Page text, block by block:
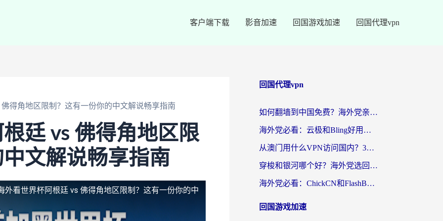
客户端下载 影音加速 回国游戏加速 回国代理vpn
得角地区限制？这有一份你的中文解说畅享指南
廷 vs 佛得角地区限
文解说畅享指南
外看世界杯阿根廷 vs 佛得角地区限制？这有一份你的中
回国代理vpn
如何翻墙到中国免费？海外党亲测：从踩坑到选对加速器的全攻略
海外党必看：云极和Bling好用吗？3分钟教你选对回国加速器
从澳门用什么VPN访问国内？3个实用标准帮你避开坑，无缝刷剧听歌
穿梭和银河哪个好？海外党选回国加速器的避坑指南，附番茄加速器实测体验
海外党必看：ChickCN和FlashBack好用吗？3招教你选对回国加速器（附云极、HomeCN、斧牛vs艾果对比）
回国游戏加速